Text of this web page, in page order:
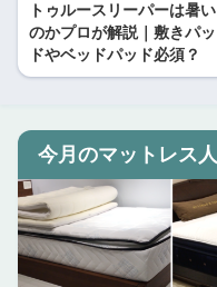
トゥルースリーパーは暑い
のかプロが解説｜敷きパッ
ドやベッドパッド必須？
今月のマットレス